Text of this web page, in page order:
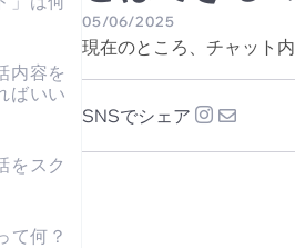
内容を
ばいい
をスク
て何？
05/06/2025
現在のところ、チャット
SNSでシェア